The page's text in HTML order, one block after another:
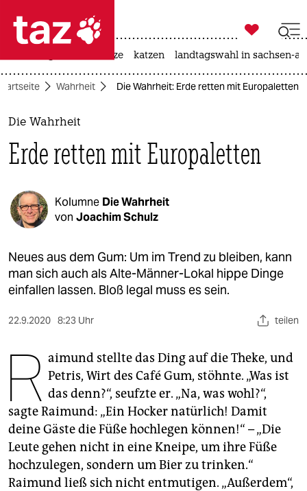
 taz zahl ich
taz zahl ich
themen
politik
öko
gesellschaft
kultur
sport
wahrheit
verlag
verlag
veranstaltungen
shop

taz zahl ich
hitze katzen landtagswahl in sachsen-
Wahrheit Die Wahrheit: Erde retten mit Europaletten
Die Wahrheit
Erde retten mit Europaletten
Kolumne Die Wahrheit
von Joachim Schulz
Neues aus dem Gum: Um im Trend zu bleiben, kann
man sich auch als Alte-Männer-Lokal hippe Dinge
einfallen lassen. Bloß legal muss es sein.
22.9.2020 8:23 Uhr teilen
R aimund stellte das Ding auf die Theke, und
Petris, Wirt des Café Gum, stöhnte. „Was ist
das denn?“, seufzte er. „Na, was wohl?“,
sagte Raimund: „Ein Hocker natürlich! Damit
deine Gäste die Füße hochlegen können!“ – „Die
Leute gehen nicht in eine Kneipe, um ihre Füße
hochzulegen, sondern um Bier zu trinken.“
Raimund ließ sich nicht entmutigen. „Außerdem“,